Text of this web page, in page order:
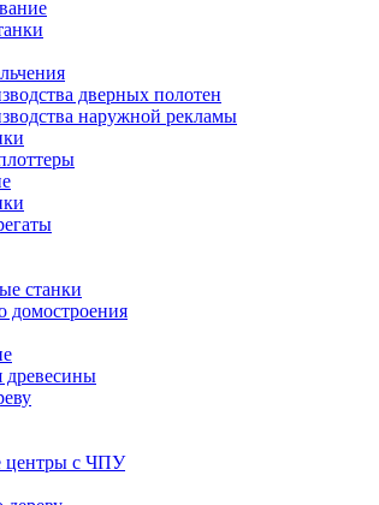
дверных полотен
наружной рекламы
станки
домостроения
центры с ЧПУ